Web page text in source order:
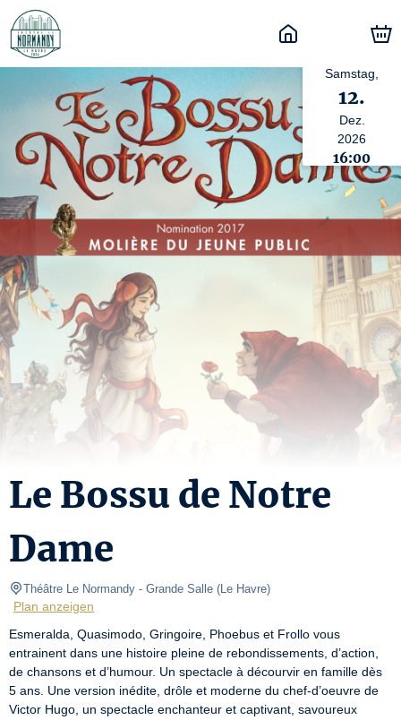
Samstag,
12.
Dez.
2026
16:00
Le Bossu de Notre
Dame
Théâtre Le Normandy - Grande Salle (Le Havre)
Plan anzeigen
Esmeralda, Quasimodo, Gringoire, Phoebus et Frollo vous
entrainent dans une histoire pleine de rebondissements, d’action,
de chansons et d’humour. Un spectacle à décourvir en famille dès
5 ans. Une version inédite, drôle et moderne du chef-d’oeuvre de
Victor Hugo, un spectacle enchanteur et captivant, savoureux